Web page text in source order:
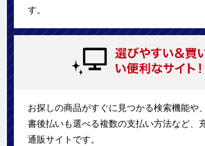
す。
お探しの商品がすぐに見つかる検索機能や
書後払いも選べる複数の支払い方法など、
通販サイトです。